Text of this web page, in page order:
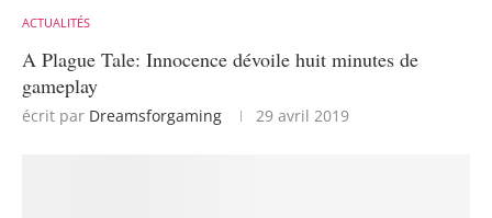
ACTUALITÉS
A Plague Tale: Innocence dévoile huit minutes de
gameplay
écrit par Dreamsforgaming 29 avril 2019